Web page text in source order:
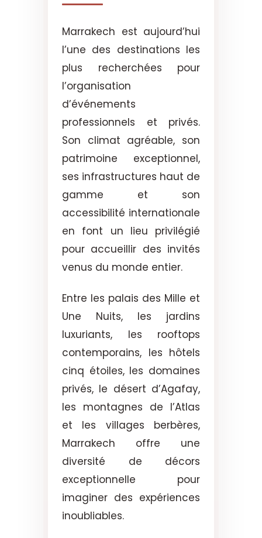
Marrakech est aujourd’hui
l’une des destinations les
plus recherchées pour
l’organisation
d’événements
professionnels et privés.
Son climat agréable, son
patrimoine exceptionnel,
ses infrastructures haut de
gamme et son
accessibilité internationale
en font un lieu privilégié
pour accueillir des invités
venus du monde entier.
Entre les palais des Mille et
Une Nuits, les jardins
luxuriants, les rooftops
contemporains, les hôtels
cinq étoiles, les domaines
privés, le désert d’Agafay,
les montagnes de l’Atlas
et les villages berbères,
Marrakech offre une
diversité de décors
exceptionnelle pour
imaginer des expériences
inoubliables.